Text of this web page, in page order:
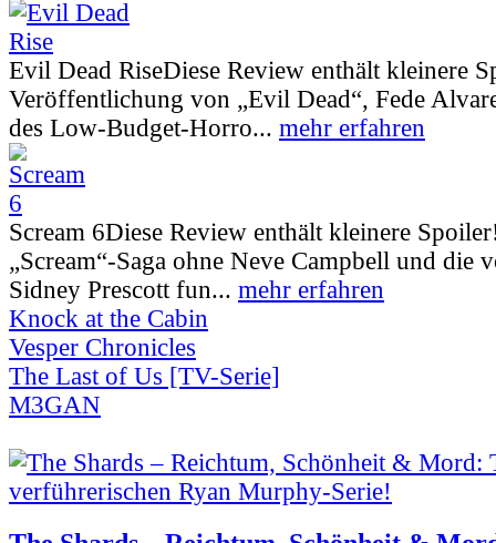
Evil Dead RiseDiese Review enthält kleinere
Veröffentlichung von „Evil Dead“, Fede
des Low-Budget-Horro... mehr erfahren
Scream 6Diese Review enthält kleinere
„Scream“-Saga ohne Neve Campbell und die
Sidney Prescott fun... mehr erfahren
Knock at the Cabin
Vesper Chronicles
The Last of Us [TV-Serie]
M3GAN